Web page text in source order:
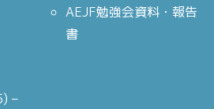
AEJF勉強会資料・報告
書
–